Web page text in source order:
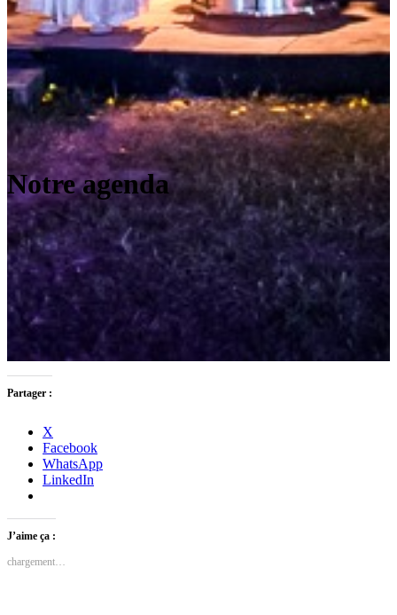
Notre agenda
Partager :
X
Facebook
WhatsApp
LinkedIn
J’aime ça :
chargement…